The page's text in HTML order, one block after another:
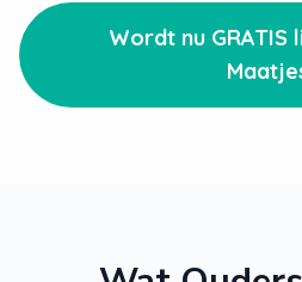
Wordt nu GRATIS